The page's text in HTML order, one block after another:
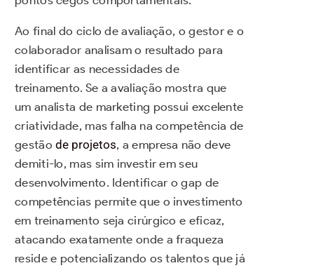
Ao final do ciclo de avaliação, o gestor e o
colaborador analisam o resultado para
identificar as necessidades de
treinamento. Se a avaliação mostra que
um analista de marketing possui excelente
criatividade, mas falha na competência de
gestãode projetos, a empresa não deve
demiti-lo, mas sim investir em seu
desenvolvimento. Identificar o gap de
competências permite que o investimento
em treinamento seja cirúrgico e eficaz,
atacando exatamente onde a fraqueza
reside e potencializando os talentos que já